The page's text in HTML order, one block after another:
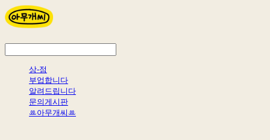
상-점
부업합니다
알려드립니다
문의게시판
ꔛ아무개씨ꔛ